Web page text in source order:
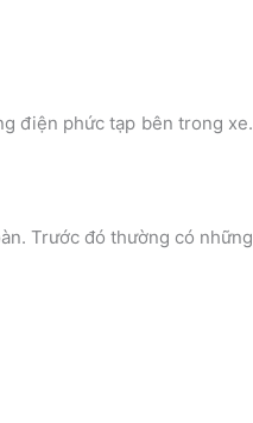
điện phức tạp bên trong xe.
Trước đó thường có những